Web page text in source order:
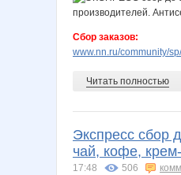
Сбор заказов:
www.nn.ru/community/
Читать полностью
Экспресс сбор
чай, кофе,
17:48 506